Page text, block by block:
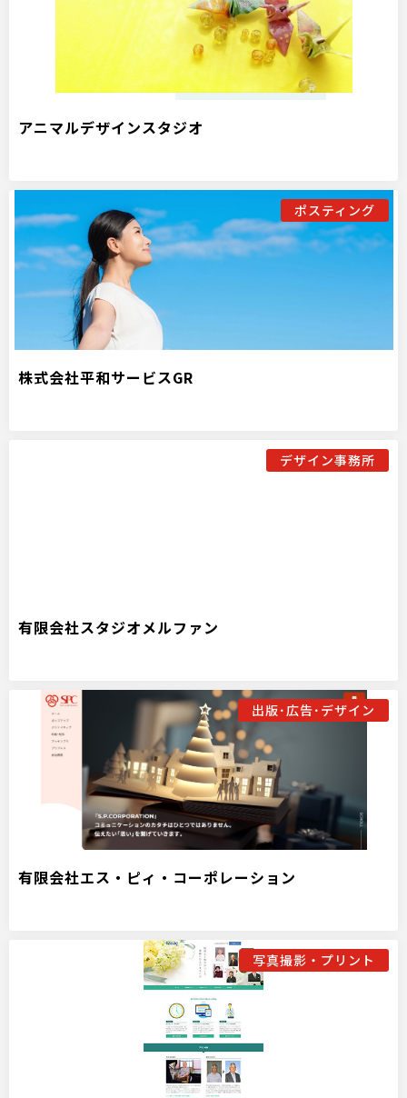
アニマルデザインスタジオ
ポスティング
株式会社平和サービスGR
デザイン事務所
有限会社スタジオメルファン
出版･広告･デザイン
有限会社エス・ピィ・コーポレーション
写真撮影・プリント